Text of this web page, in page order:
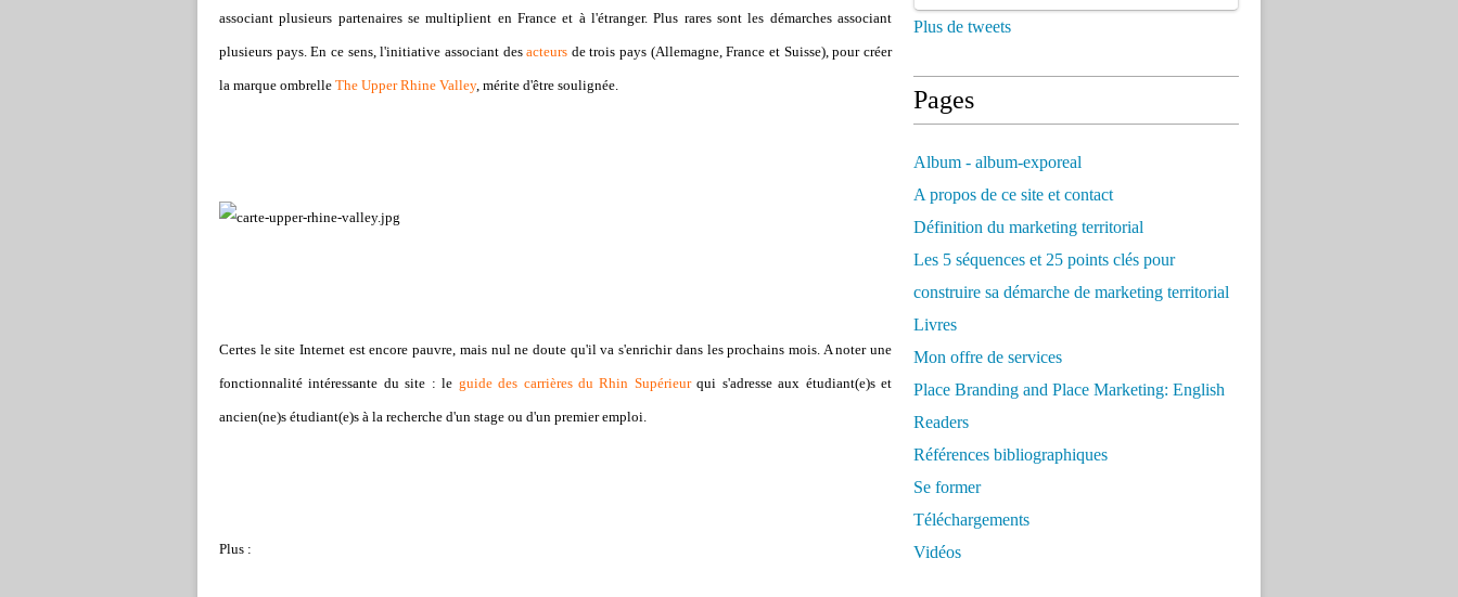
associant plusieurs partenaires se multiplient en France et à l'étranger. Plus rares sont les démarches associant
plusieurs pays. En ce sens, l'initiative associant desacteurs de trois pays (Allemagne, France et Suisse), pour créer
la marque ombrelle The Upper Rhine Valley, mérite d'être soulignée.
Certes le site Internet est encore pauvre, mais nul ne doute qu'il va s'enrichir dans les prochains mois. A noter une
fonctionnalité intéressante du site : le guide des carrières du Rhin Supérieurqui s'adresse aux étudiant(e)s et
ancien(ne)s étudiant(e)s à la recherche d'un stage ou d'un premier emploi.
Plus :
Plus de tweets
Pages
Album - album-exporeal
A propos de ce site et contact
Définition du marketing territorial
Les 5 séquences et 25 points clés pour
construire sa démarche de marketing territorial
Livres
Mon offre de services
Place Branding and Place Marketing: English
Readers
Références bibliographiques
Se former
Téléchargements
Vidéos